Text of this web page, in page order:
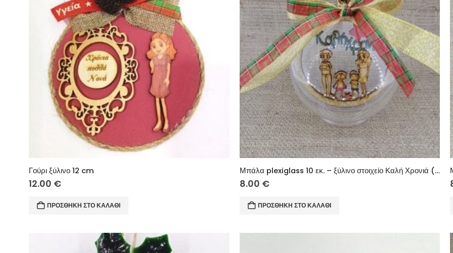
Γούρι ξύλινο 12 cm
12.00 €
ΠΡΟΣΘΉΚΗ ΣΤΟ ΚΑΛΆΘΙ
Μπάλα plexiglass 10 εκ. – ξύλινο στοιχείο Καλή Χρονιά (οικογένεια)
8.00 €
ΠΡΟΣΘΉΚΗ ΣΤΟ ΚΑΛΆΘΙ